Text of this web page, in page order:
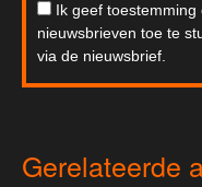
Ik geef toestemming
nieuwsbrieven toe te
via de nieuwsbrief.
Gerelateerde